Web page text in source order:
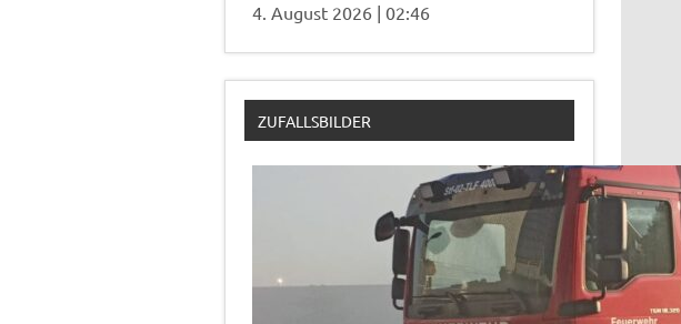
4. August 2026 |02:46
ZUFALLSBILDER